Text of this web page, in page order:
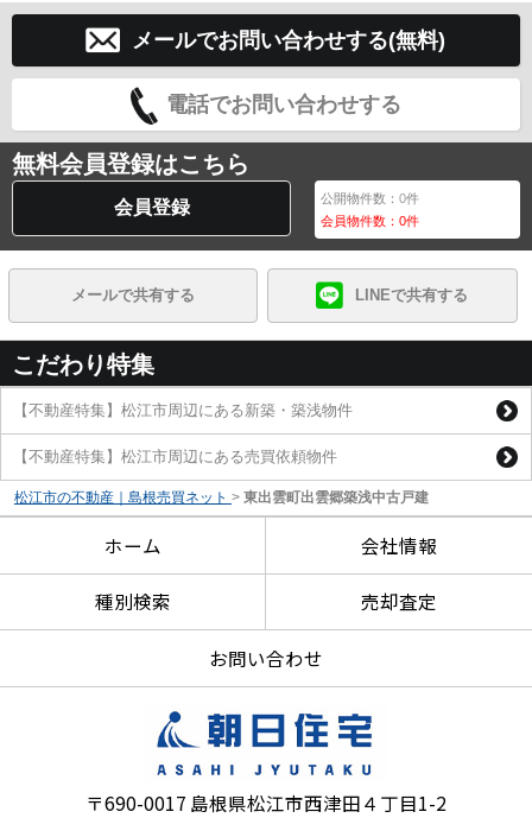
メールでお問い合わせする(無料)
電話でお問い合わせする
無料会員登録はこちら
会員登録 公開物件数：0件
会員物件数：0件
メールで共有する LINEで共有する
こだわり特集
【不動産特集】松江市周辺にある新築・築浅物件
【不動産特集】松江市周辺にある売買依頼物件
松江市の不動産｜島根売買ネット > 東出雲町出雲郷築浅中古戸建
ホーム 会社情報
種別検索 売却査定
お問い合わせ
〒690-0017 島根県松江市西津田４丁目1-2